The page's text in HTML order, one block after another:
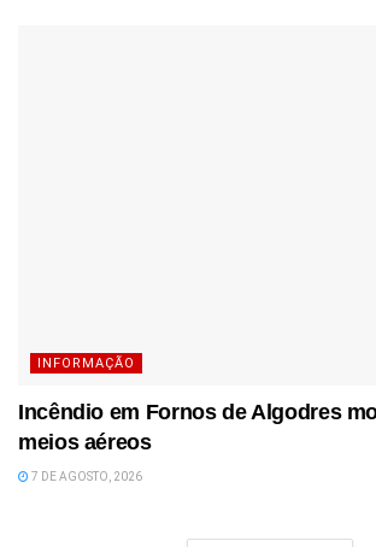
INFORMAÇÃO
Incêndio em Fornos de Algodres
meios aéreos
7 DE AGOSTO, 2026